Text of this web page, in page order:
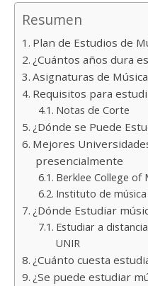
Resumen
Plan de Estudios de
¿Cuántos años dura
Asignaturas de Música
Requisitos para
Notas de Corte
¿Dónde se Puede
Mejores
presencialmente
Berklee College of
Instituto de
¿Dónde Estudiar
Estudiar a
UNIR
¿Cuánto cuesta
¿Se puede estudiar